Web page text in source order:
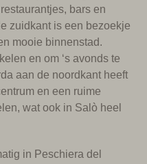
bars en
zuidkant is een bezoekje
mooie binnenstad.
en om ‘s avonds te
aan de noordkant heeft
en een ruime
wat ook in Salò heel
in Peschiera del